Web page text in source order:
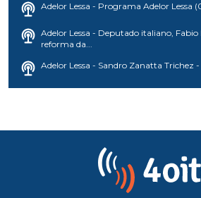
Adelor Lessa - Programa Adelor Lessa
Adelor Lessa - Deputado italiano,
reforma da...
Adelor Lessa - Sandro Zanatta Trichez